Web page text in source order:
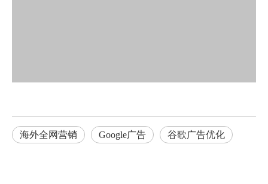
海外全网营销 Google广告 谷歌广告优化